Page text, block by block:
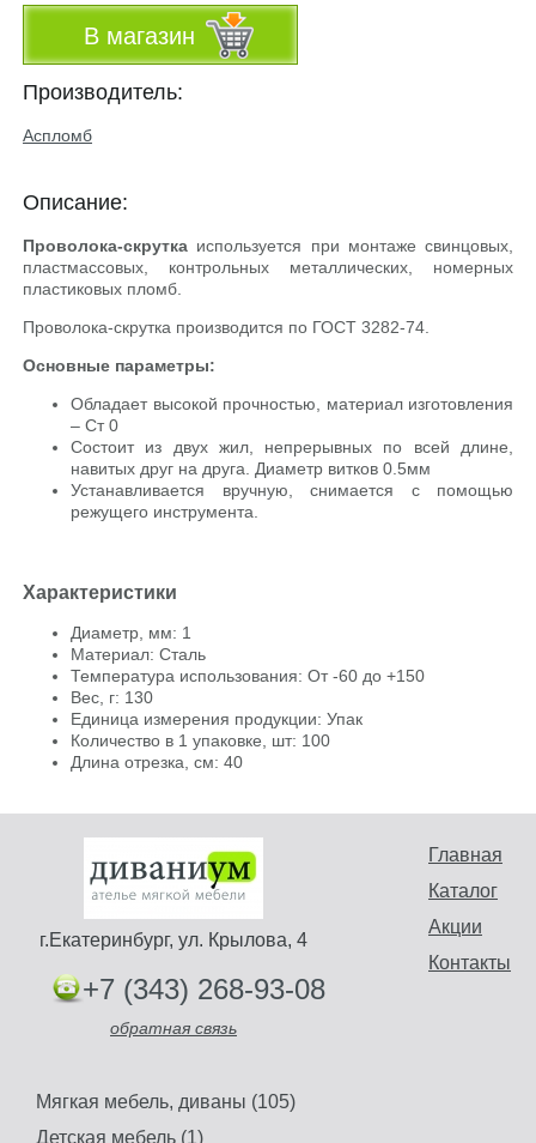
В магазин
Производитель:
Аспломб
Описание:
Проволока-скрутка используется при монтаже свинцовых,
пластмассовых, контрольных металлических, номерных
пластиковых пломб.
Проволока-скрутка производится по ГОСТ 3282-74.
Основные параметры:
Обладает высокой прочностью, материал изготовления
– Ст 0
Состоит из двух жил, непрерывных по всей длине,
навитых друг на друга. Диаметр витков 0.5мм
Устанавливается вручную, снимается с помощью
режущего инструмента.
Характеристики
Диаметр, мм: 1
Материал: Сталь
Температура использования: От -60 до +150
Вес, г: 130
Единица измерения продукции: Упак
Количество в 1 упаковке, шт: 100
Длина отрезка, см: 40
Главная
Каталог
Акции
Контакты
г.Екатеринбург, ул. Крылова, 4
+7 (343) 268-93-08
обратная связь
Мягкая мебель, диваны (105)
Детская мебель (1)